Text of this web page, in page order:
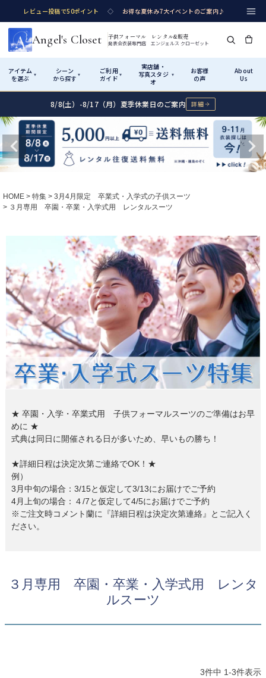
レビュー投稿で50ポイント ◇ お得な夏休み7大イベントのご案内♪
Angel's Closet 子供フォーマル レンタル&販売
発表会衣装専門店 エンジェルス クローゼット
アイテム
を選ぶ
▾
シーン
から探す ▾
ご利用
ガイド ▾
実店舗・
写真スタジ
オ
▾
お客様
の声
About
Us
Shop by Category アイテムから探す
カテゴリ詳細→ サイズで選ぶ →
Rental レンタル
女の子ドレス 男の子スーツ
七五三着物 シューズ
小物・アクセ パニエ
アウター レディース
Sale 販売
インナー・パニエ
ジュエリー 音楽雑貨
Shop by Occasion シーンから探す
性別・サイズで絞り込む→
Season Best
Recital & Concours
発表会・コンクール
舞台で輝くステージ衣装
Wedding
結婚式
フラワーガール・リングボーイ・ゲ
スト
Graduation & Entrance
きちんと感のあるフォーマル
Shichi-Go-San
3歳・5歳・7歳の晴れの日
How It Works ご利用ガイド
Startはじめに
01
レンタル・販売の入口
測り方と目安
Angel's Closetについて
創業2003年からの想い
Rentalレンタル
04 レンタルのご案内
予約・配送・返却・料金
05 レンタルの流れ
4ステップで簡単
汚れ・キズ・破損の補償
Buy & Supportご購入・サポート
07
品質・返品・お手入れ
08 送料・お支払い
送料・決済方法
Visit Us 実店舗・写真スタジオ
Atelier
実店舗 つくば店
Tsukuba Boutique
〒 茨城県土浦市大町14-16-1F
営業 10:00–18:00（完全予約制）
店舗を予約する →
8/8(土）-8/17（月）夏季休業日のご案内 詳細
HOME 特集
3月4月限定 卒業式・入学式の子供スーツ
３月専用 卒園・卒業・入学式用 レンタルスーツ
★ 卒園・入学・卒業式用 子供フォーマルスーツのご準備はお早
めに ★
式典は同日に開催される日が多いため、早いもの勝ち！
★詳細日程は決定次第ご連絡でOK！★
例）
3月中旬の場合：3/15と仮定して3/13にお届けでご予約
4月上旬の場合：４/7と仮定して4/5にお届けでご予約
※ご注文時コメント蘭に『詳細日程は決定次第連絡』とご記入く
ださい。
３月専用 卒園・卒業・入学式用 レンタ
ルスーツ
3件中 1-3件表示